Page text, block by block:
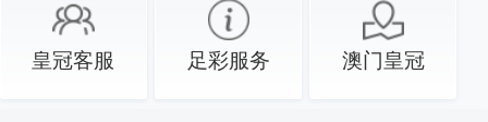
皇冠客服 足彩服务 澳门皇冠